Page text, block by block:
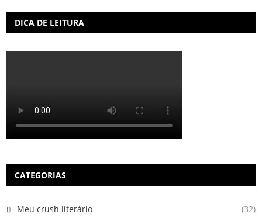
DICA DE LEITURA
CATEGORIAS
Meu crush literário (32)